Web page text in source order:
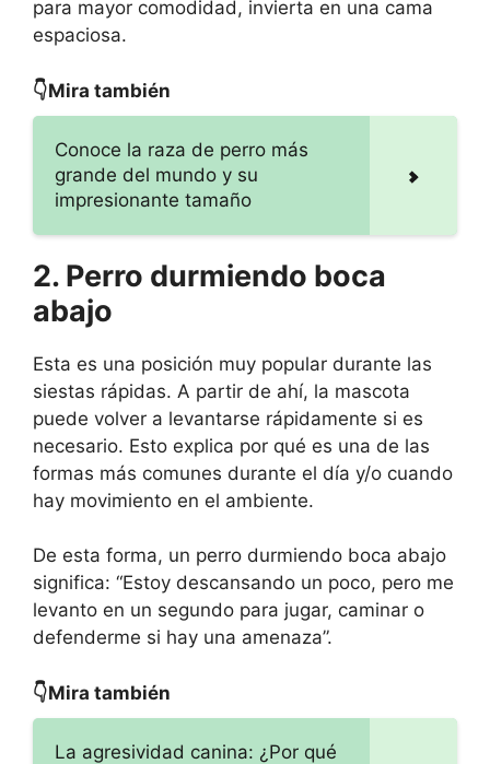
para mayor comodidad, invierta en una cama
espaciosa.
👇Mira también
Conoce la raza de perro más
grande del mundo y su
impresionante tamaño
2. Perro durmiendo boca
abajo
Esta es una posición muy popular durante las
siestas rápidas. A partir de ahí, la mascota
puede volver a levantarse rápidamente si es
necesario. Esto explica por qué es una de las
formas más comunes durante el día y/o cuando
hay movimiento en el ambiente.
De esta forma, un perro durmiendo boca abajo
significa: “Estoy descansando un poco, pero me
levanto en un segundo para jugar, caminar o
defenderme si hay una amenaza”.
👇Mira también
La agresividad canina: ¿Por qué